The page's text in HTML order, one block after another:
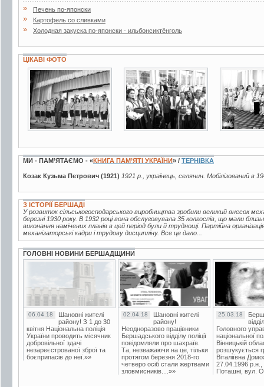
» Печень по-японски
» Картофель со сливками
» Холодная закуска по-японски - ильбонсиктёнголь
ЦІКАВІ ФОТО
2 фото 2 фото 2 фото
МИ - ПАМ’ЯТАЄМО - «КНИГА ПАМ’ЯТІ УКРАЇНИ» / ТЕРНІВКА
Козак Кузьма Петрович (1921) 1921 р., українець, селянин. Мобілізований в
З ІСТОРІЇ БЕРШАДІ
У розвиток сільськогосподарського виробництва зробили великий внесок
березні 1930 року. В 1932 році вона обслуговувала 35 колгоспів, що мали
виконання намічених планів в цей період були й труднощі. Партійна
механізаторські кадри і трудову дисципліну. Все це дало...
ГОЛОВНІ НОВИНИ БЕРШАДЩИНИ
06.04.18
Шановні жителі
району! З 1 до 30
квітня Національна поліція
України проводить місячник
добровільної здачі
незареєстрованої зброї та
боєприпасів до неї.»»
02.04.18
Шановні жителі
району!
Неодноразово працівники
Бершадського відділу поліції
повідомляли про шахраїв.
Та, незважаючи на це, тільки
протягом березня 2018-го
четверо осіб стали жертвами
зловмисників....»»
25.03.18
Головного
національної
Вінницькій
розшукується
Віталіївна
27.04.1996 р.н.,
Поташні, вул.